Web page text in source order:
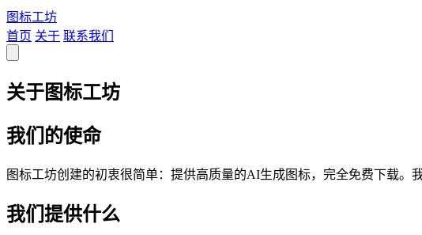
图标工坊
首页 关于 联系我们
关于图标工坊
我们的使命
图标工坊创建的初衷很简单：提供高质量的AI生成图标，完全免费下载。
我们提供什么